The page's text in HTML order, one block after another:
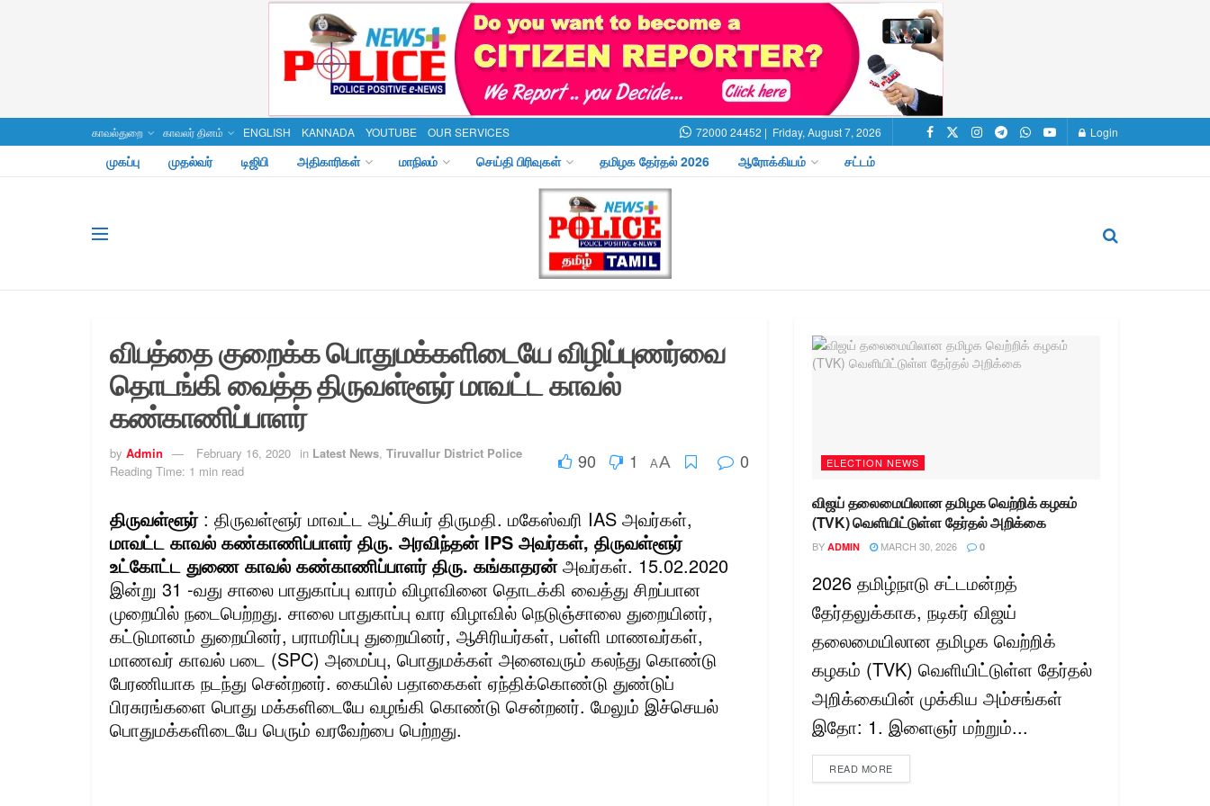
காவல்துறை காவலர் தினம் ENGLISH KANNADA YOUTUBE OUR SERVICES 72000 24452 | Friday, August 7, 2026 Login
முகப்பு முதல்வர் டிஜிபி அதிகாரிகள் மாநிலம் செய்தி பிரிவுகள் தமிழக தேர்தல் 2026 ஆரோக்கியம் சட்டம்
விபத்தை குறைக்க பொதுமக்களிடையே விழிப்புணர்வை
தொடங்கி வைத்த திருவள்ளூர் மாவட்ட காவல்
கண்காணிப்பாளர்
by Admin February 16, 2020 in Latest News, Tiruvallur District Police
Reading Time: 1 min read
90 1 AA 0
திருவள்ளூர்: திருவள்ளூர் மாவட்ட ஆட்சியர் திருமதி. மகேஸ்வரி IAS அவர்கள்,
மாவட்ட காவல் கண்காணிப்பாளர் திரு. அரவிந்தன் IPS அவர்கள், திருவள்ளூர்
உட்கோட்ட துணை காவல் கண்காணிப்பாளர் திரு. கங்காதரன்அவர்கள். 15.02.2020
இன்று 31 -வது சாலை பாதுகாப்பு வாரம் விழாவினை தொடக்கி வைத்து சிறப்பான
முறையில் நடைபெற்றது. சாலை பாதுகாப்பு வார விழாவில் நெடுஞ்சாலை துறையினர்,
கட்டுமானம் துறையினர், பராமரிப்பு துறையினர், ஆசிரியர்கள், பள்ளி மாணவர்கள்,
மாணவர் காவல் படை (SPC) அமைப்பு, பொதுமக்கள் அனைவரும் கலந்து கொண்டு
பேரணியாக நடந்து சென்றனர். கையில் பதாகைகள் ஏந்திக்கொண்டு துண்டுப்
பிரசுரங்களை பொது மக்களிடையே வழங்கி கொண்டு சென்றனர். மேலும் இச்செயல்
பொதுமக்களிடையே பெரும் வரவேற்பை பெற்றது.
ELECTION NEWS
விஜய் தலைமையிலான தமிழக வெற்றிக் கழகம்
(TVK) வெளியிட்டுள்ள தேர்தல் அறிக்கை
BY ADMIN MARCH 30, 2026 0
2026 தமிழ்நாடு சட்டமன்றத்
தேர்தலுக்காக, நடிகர் விஜய்
தலைமையிலான தமிழக வெற்றிக்
கழகம் (TVK) வெளியிட்டுள்ள தேர்தல்
அறிக்கையின் முக்கிய அம்சங்கள்
இதோ: 1. இளைஞர் மற்றும்...
READ MORE